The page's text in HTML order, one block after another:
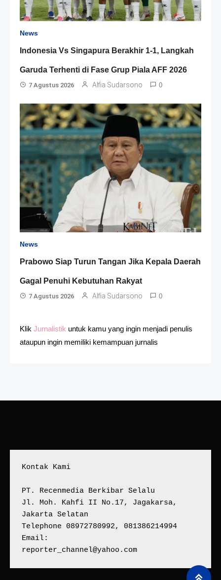
News
Indonesia Vs Singapura Berakhir 1-1, Langkah
Garuda Terhenti di Fase Grup Piala AFF 2026
7 Agustus 2026 Alfia Sudarsono 0
News
Prabowo Siap Turun Tangan Jika Kepala Daerah
Gagal Penuhi Kebutuhan Rakyat
7 Agustus 2026 Alfia Sudarsono 0
Klik Jurnalistik untuk kamu yang ingin menjadi penulis
ataupun ingin memiliki kemampuan jurnalis
Kontak Kami
PT. Recenmedia Berkibar Selalu
Jl. Moh. Kahfi II No.17, Jagakarsa,
Jakarta Selatan
Telephone 08972780992, 081386214994
Email:
reporter_channel@yahoo.com